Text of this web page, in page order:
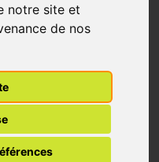
notre site et
de nos